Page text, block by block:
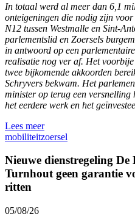
In totaal werd al meer dan 6,1
onteigeningen die nodig zijn
N12 tussen Westmalle en Sint-
parlementslid en Zoersels
in antwoord op een
realisatie nog ver af. Het
twee bijkomende akkoorden
Schryvers bekwam. Het
minister op terug een versnelling
het eerdere werk en het
Lees meer
mobiliteitzoersel
Nieuwe dienstregeling
Turnhout geen garantie
ritten
05/08/26